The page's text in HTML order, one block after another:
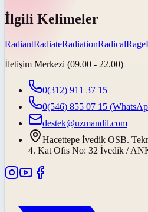
İlgili Kelimeler
RadiantRadiateRadiationRadicalRage
İletişim Merkezi (09.00 - 22.00)
0(312) 911 37 15
0(546) 855 07 15
destek@uzmandil.com
Hacettepe İvedik OSB.
4. Kat Ofis No: 32 İvedik /